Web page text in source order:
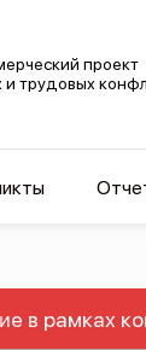
проект
и трудовых
в рамках